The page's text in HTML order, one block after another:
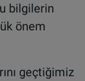
bilgilerin
önem
geçtiğimiz